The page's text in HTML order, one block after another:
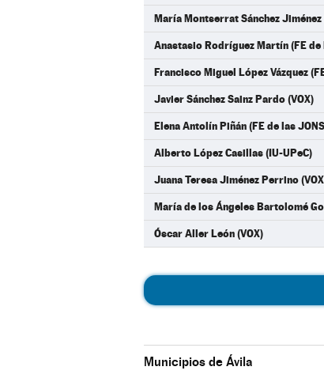
María Montserrat Sánchez Jiménez
Anastasio Rodríguez Martín (FE de
Francisco Miguel López Vázquez
Javier Sánchez Sainz Pardo (VOX)
Elena Antolín Piñán (FE de las
Alberto López Casillas (IU-UPeC)
Juana Teresa Jiménez Perrino
María de los Ángeles Bartolomé
Óscar Aller León (VOX)
Municipios de Ávila